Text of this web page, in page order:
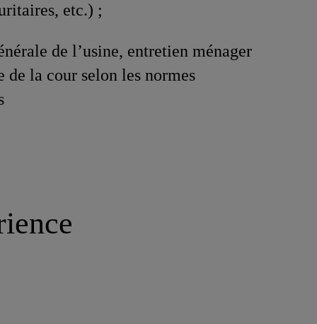
etc.) ;
de l’usine, entretien ménager
de la cour selon les normes